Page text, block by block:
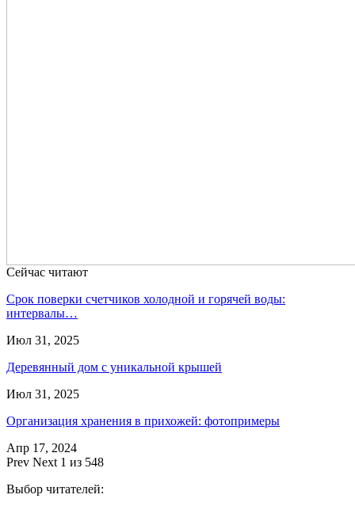
Сейчас читают
Срок поверки счетчиков холодной и горячей воды:
интервалы…
Июл 31, 2025
Деревянный дом с уникальной крышей
Июл 31, 2025
Организация хранения в прихожей: фотопримеры
Апр 17, 2024
Prev Next 1 из 548
Выбор читателей: